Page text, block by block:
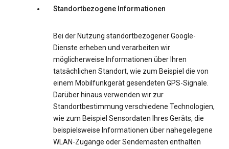
Standortbezogene Informationen
Bei der Nutzung standortbezogener Google-
Dienste erheben und verarbeiten wir
möglicherweise Informationen über Ihren
tatsächlichen Standort, wie zum Beispiel die von
einem Mobilfunkgerät gesendeten GPS-Signale.
Darüber hinaus verwenden wir zur
Standortbestimmung verschiedene Technologien,
wie zum Beispiel Sensordaten Ihres Geräts, die
beispielsweise Informationen über nahegelegene
WLAN-Zugänge oder Sendemasten enthalten